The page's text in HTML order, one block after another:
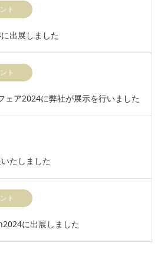
イザー 辻 典…
ト
出展しました
ト
ェア2024に弊社が展示を行いました
たしました
ト
に出展しました